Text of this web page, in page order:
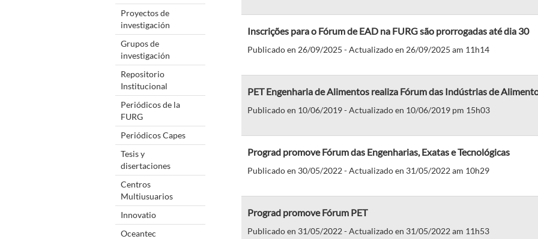
Proyectos de
investigación
Grupos de
investigación
Repositorio
Institucional
Periódicos de la
FURG
Periódicos Capes
Tesis y
disertaciones
Centros
Multiusuarios
Innovatio
Oceantec
Inscrições para o Fórum de EAD na FURG são prorrogadas até dia 30
Publicado en 26/09/2025 - Actualizado en 26/09/2025 am 11h14
PET Engenharia de Alimentos realiza Fórum das Indústrias de
Publicado en 10/06/2019 - Actualizado en 10/06/2019 pm 15h03
Prograd promove Fórum das Engenharias, Exatas e Tecnológicas
Publicado en 30/05/2022 - Actualizado en 31/05/2022 am 10h29
Prograd promove Fórum PET
Publicado en 31/05/2022 - Actualizado en 31/05/2022 am 11h53